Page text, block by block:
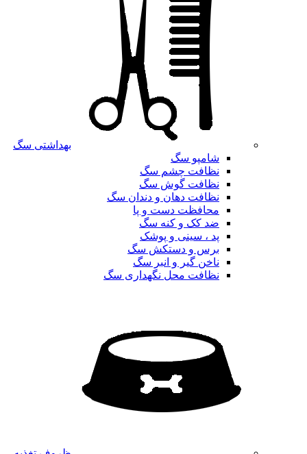
بهداشتی سگ
شامپو سگ
نظافت چشم سگ
نظافت گوش سگ
نظافت دهان و دندان سگ
محافظت دست و پا
ضد کک و کنه سگ
پد ، سینی و پوشک
برس و دستکش سگ
ناخن گیر و انبر سگ
نظافت محل نگهداری سگ